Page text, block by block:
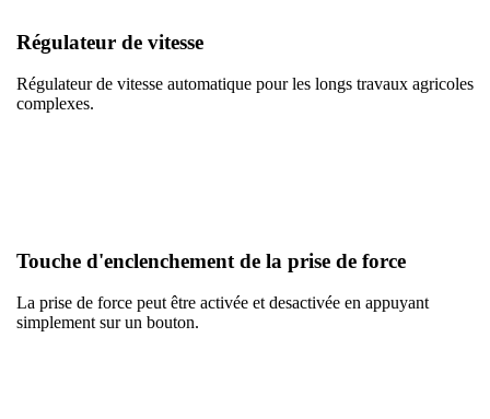
Régulateur de vitesse
Régulateur de vitesse automatique pour les longs travaux agricoles
complexes.
Touche d'enclenchement de la prise de force
La prise de force peut être activée et desactivée en appuyant
simplement sur un bouton.